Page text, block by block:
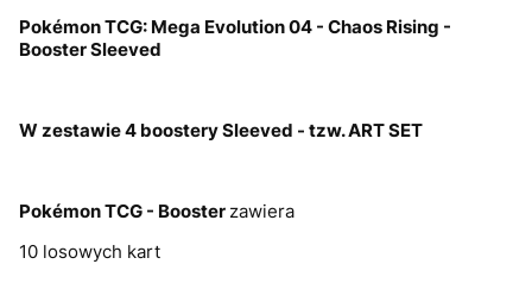
Pokémon TCG: Mega Evolution 04 - Chaos Rising -
Booster Sleeved
W zestawie 4 boostery Sleeved - tzw. ART SET
Pokémon TCG - Booster zawiera
10 losowych kart